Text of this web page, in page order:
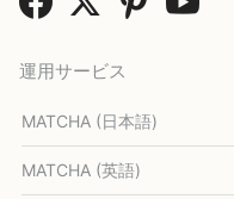
運用サービス
MATCHA (日本語)
MATCHA (英語)